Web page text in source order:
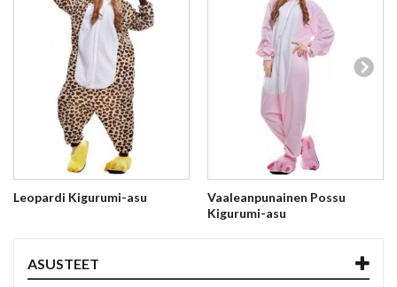
Leopardi Kigurumi-asu
Vaaleanpunainen Possu
Kigurumi-asu
ASUSTEET